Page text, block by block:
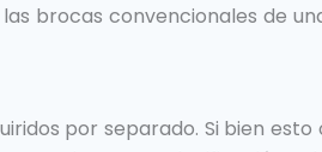
brocas convencionales de
por separado. Si bien